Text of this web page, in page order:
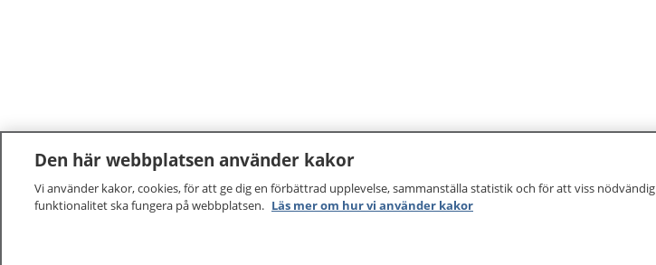
Den här webbplatsen använder kakor
Vi använder kakor, cookies, för att ge dig en förbättrad upplevelse, sammanställa statistik och för att viss nödvändig
funktionalitet ska fungera på webbplatsen. Läs mer om hur vi använder kakor